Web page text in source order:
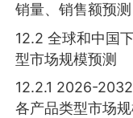
销量、销售额预测
12.2 全球和中国
型市场规模预测
12.2.1 2026-
各产品类型市场规